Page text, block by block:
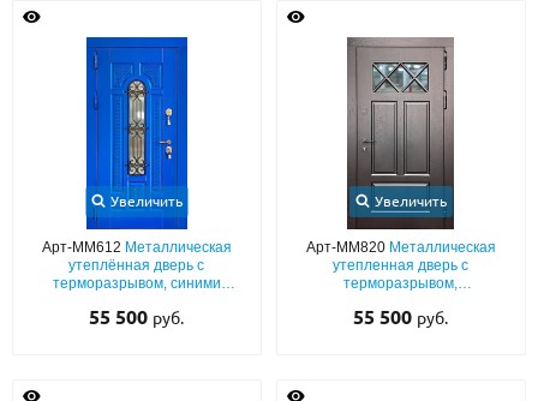
Увеличить
Арт-ММ612 Металлическая
утеплённая дверь с
терморазрывом, синими
с остеклением и ковкой
55 500 руб.
Увеличить
Арт-ММ820 Металлическая
утепленная дверь с
терморазрывом,
с фрезеровкой и стеклопакетом
55 500 руб.